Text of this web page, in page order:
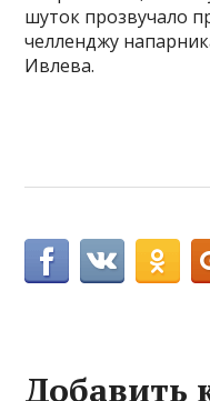
шуток прозвучало
челленджу
Ивлева.
Добавить